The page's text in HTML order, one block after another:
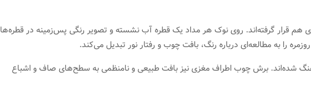
هم قرار گرفته‌اند. روی نوک هر مداد یک قطره آب نشسته و تصویر رنگی پس‌زمینه در قطره‌ها
را به مطالعه‌ای درباره رنگ، بافت چوب و رفتار نور تبدیل می‌کند.
شده‌اند. برش چوب اطراف مغزی نیز بافت طبیعی و نامنظمی به سطح‌های صاف و اشباع